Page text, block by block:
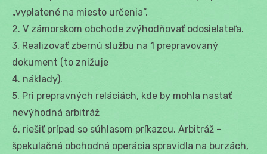
„vyplatené na miesto určenia“.
2. V zámorskom obchode zvýhodňovať odosielateľa.
3. Realizovať zbernú službu na 1 prepravovaný
dokument (to znižuje
4. náklady).
5. Pri prepravných reláciách, kde by mohla nastať
nevýhodná arbitráž
6. riešiť prípad so súhlasom príkazcu. Arbitráž –
špekulačná obchodná operácia spravidla na burzách,